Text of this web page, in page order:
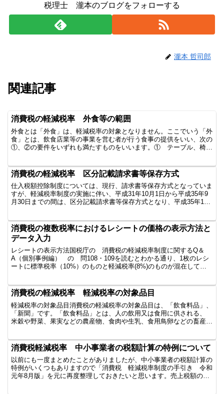
税理士 瀧本のブログをフォローする
瀧本 哲司郎
関連記事
消費税の軽減税率 外食等の範囲
外食とは「外食」は、軽減税率の対象となりません。ここでいう「外
食」とは、飲食店業等の事業を営む者が行う食事の提供をいい、次の
①、②の要件をいずれも満たすものをいいます。① テーブル、椅
消費税の軽減税率 区分記載請求書等保存方式
仕入税額控除制度については、現行、請求書等保存方式となっていま
すが、軽減税率制度の実施に伴い、平成31年10月1日から平成35年9
月30日までの間は、区分記載請求書等保存方式となり、平成35年10
消費税の複数税率におけるレシートの価格の表示方法と
データ入力
レシートの表示方法国税庁の 消費税の軽減税率制度に関するQ＆
A（個別事例編） の 問108・109を読むとわかる通り、1枚のレシ
ートに標準税率（10%）のものと軽減税率(8%)のものが混在してい
消費税の軽減税率 軽減税率の対象品目
軽減税率の対象品目消費税の軽減税率の対象品目は、「飲食料品」、
「新聞」です。「飲食料品」とは、人の飲用又は食用に供される、
米穀や野菜、果実などの農産物、食肉や生乳、食用鳥卵などの畜産
消費税軽減税率 中小事業者の税額計算の特例について
以前にも一度まとめたことがありましたが、中小事業者の税額計算の
特例がいくつもありますので「消費税 軽減税率制度の手引き 令和
元年8月版」を元に再度整理しておきたいと思います。売上税額の計